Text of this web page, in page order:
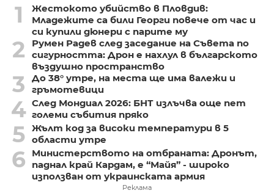
1
Жестокото убийство в Пловдив:
Младежите са били Георги повече от час и
си купили дюнери с парите му
2
Румен Радев след заседание на Съвета по
сигурността: Дрон е нахлул в българското
въздушно пространство
3
До 38° утре, на места ще има валежи и
гръмотевици
4 След Мондиал 2026: БНТ излъчва още пет
големи събития пряко
5 Жълт код за високи температури в 5
области утре
6
Министерството на отбраната: Дронът,
паднал край Кардам, е “Майя” - широко
използван от украинската армия
Реклама